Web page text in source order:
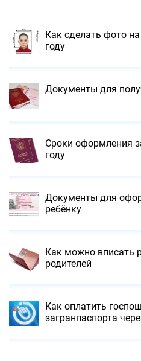
Как сделать фото
году
Документы для
Сроки оформления
году
Документы для
ребёнку
Как можно вписать
родителей
Как оплатить
загранпаспорта